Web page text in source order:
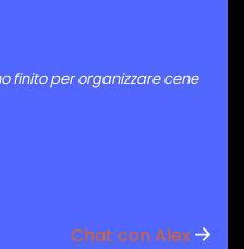
finito per organizzare cene
Chat con Alex